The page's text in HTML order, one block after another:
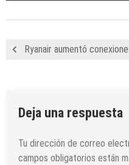
Ryanair aumentó
Deja una respuesta
Tu dirección de correo
campos obligatorios están